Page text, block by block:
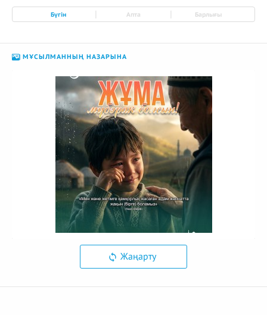
Бүгін Апта Барлығы
МҰСЫЛМАННЫҢ НАЗАРЫНА
Жаңарту